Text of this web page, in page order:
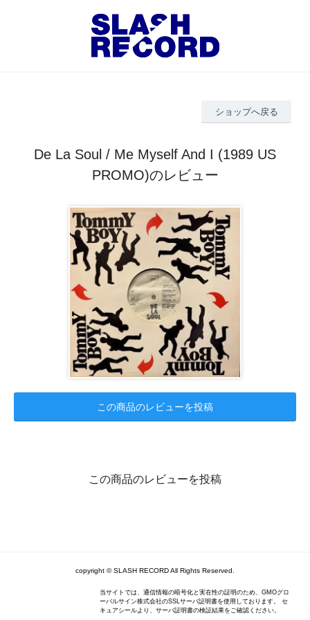
ショップへ戻る
De La Soul / Me Myself And I (1989 US
PROMO)のレビュー
この商品のレビューを投稿
この商品のレビューを投稿
copyright © SLASH RECORD All Rights Reserved.
当サイトでは、通信情報の暗号化と実在性の証明のため、GMOグロ
ーバルサイン株式会社のSSLサーバ証明書を使用しております。 セ
キュアシールより、サーバ証明書の検証結果をご確認ください。